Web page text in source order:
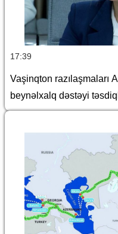
17:39
Vaşinqton razılaşmaları
beynəlxalq dəstəyi